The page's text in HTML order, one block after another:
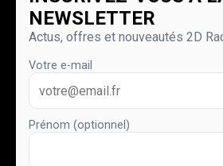
NEWSLETTER
Actus, offres et nouveautés 2D
Votre e-mail
Prénom (optionnel)